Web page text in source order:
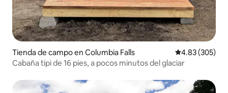
Tienda de campo en Columbia Falls Calificación
4.83 (305)
Cabaña tipi de 16 pies, a pocos minutos del glaciar